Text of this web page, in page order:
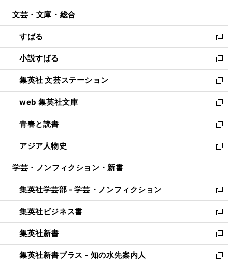
開
ウ
開
く
ン
ウ
で
開
く
ウ
ン
ド
ウ
で
開
く
文芸・文庫・総合
すばる
新
し
い
ウ
ィ
ン
ド
ウ
で
開
く
小説すばる
新
し
い
ウ
ィ
ン
ド
ウ
で
開
集英社 文芸ステーション
新
し
い
ウ
ィ
ン
ド
ウ
開
く
web 集英社文庫
新
し
い
ウ
ィ
ン
ウ
で
開
く
青春と読書
新
し
い
ウ
ン
ド
ウ
で
開
く
アジア人物史
新
し
ウ
ィ
ン
ド
ウ
で
開
く
学芸・ノンフィクション・新書
集英社学芸部 - 学芸・ノンフィクション
新
し
い
ウ
ィ
ン
ド
集英社ビジネス書
新
し
い
ウ
ィ
集英社新書
新
し
い
集英社新書プラス - 知の水先案内人
新